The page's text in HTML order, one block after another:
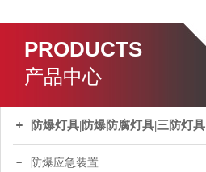
PRODUCTS
产品中心
防爆灯具|防爆防腐灯具|三防灯具
防爆应急装置